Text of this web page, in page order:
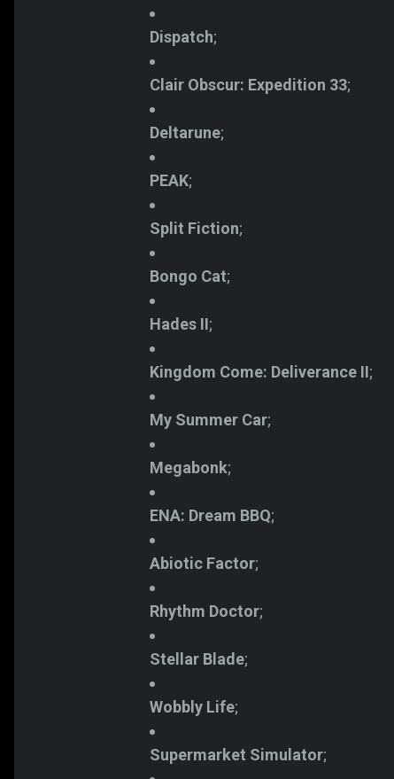
Dispatch;
Clair Obscur: Expedition 33;
Deltarune;
PEAK;
Split Fiction;
Bongo Cat;
Hades II;
Kingdom Come: Deliverance II;
My Summer Car;
Megabonk;
ENA: Dream BBQ;
Abiotic Factor;
Rhythm Doctor;
Stellar Blade;
Wobbly Life;
Supermarket Simulator;